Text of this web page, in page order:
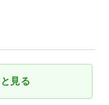
見る